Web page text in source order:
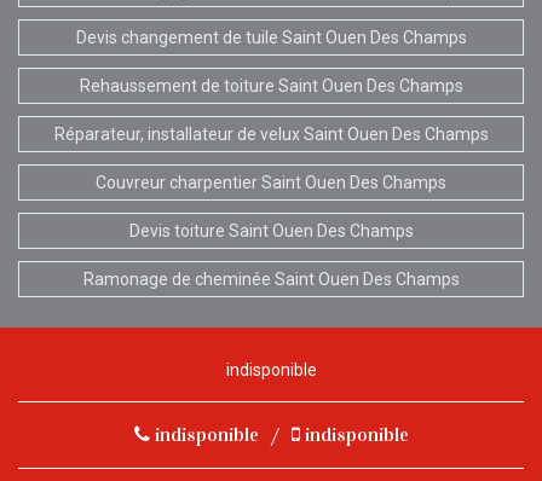
Devis changement de tuile Saint Ouen Des Champs
Rehaussement de toiture Saint Ouen Des Champs
Réparateur, installateur de velux Saint Ouen Des Champs
Couvreur charpentier Saint Ouen Des Champs
Devis toiture Saint Ouen Des Champs
Ramonage de cheminée Saint Ouen Des Champs
indisponible
indisponible / indisponible